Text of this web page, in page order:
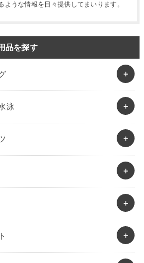
ような情報を日々提供してまいります。
品を探す
泳